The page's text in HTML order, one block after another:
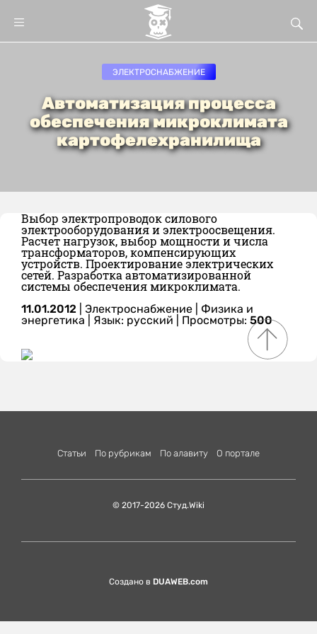
ЭЛЕКТРОСНАБЖЕНИЕ
Автоматизация процесса
обеспечения микроклимата
картофелехранилища
Выбор электропроводок силового
электрооборудования и электроосвещения.
Расчет нагрузок, выбор мощности и числа
трансформаторов, компенсирующих
устройств. Проектирование электрических
сетей. Разработка автоматизированной
системы обеспечения микроклимата.
11.01.2012 Электроснабжение
Физика и
энергетика
Язык: русский | Просмотры: 500
Статьи По рубрикам По алавиту О портале
© 2017-2026 Студ.Wiki
Создано в DUAWEB.com